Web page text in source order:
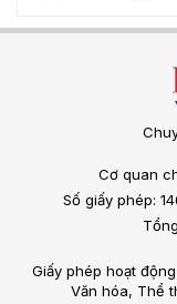
Cơ quan
Số giấy phép:
Giấy phép hoạt
Văn hóa, Thể